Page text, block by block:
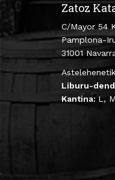
Zatoz
C/Mayor 54
Pamplona-
31001
Liburu-
Kantina: L,